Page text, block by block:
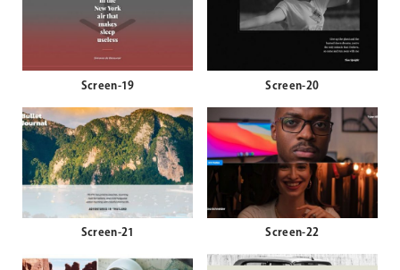
Screen-19 Screen-20
Screen-21 Screen-22